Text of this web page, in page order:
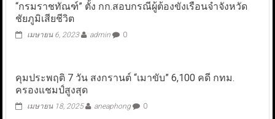
“กรมราชทัณฑ์” ตั้ง กก.สอบกรณีผู้ต้องขังเรือนจำจังหวัด
ชัยภูมิเสียชีวิต
เมษายน 6, 2023 admin 0
คุมประพฤติ 7 วัน สงกรานต์ “เมาขับ” 6,100 คดี กทม.
ครองแชมป์สูงสุด
เมษายน 18, 2025 aneaphong 0